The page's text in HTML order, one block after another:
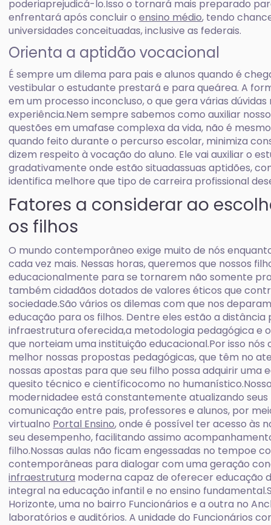
poderiaprejudicá-lo.Isso o tornará mais preparado
enfrentará após concluir oensino médio, tendo
universidades conceituadas, inclusive as federais.
Orienta a aptidão vocacional
É sempre um dilema para pais e alunos quando é
vestibular o estudante prestará e para queárea. A
em um processo inconcluso, o que gera várias
experiência.Nem sempre sabemos como auxiliar
questões em umafase complexa da vida, não é
quando feito durante o percurso escolar, minimiza
dizem respeito à vocação do aluno. Ele vai auxiliar o
gradativamente onde estão situadassuas aptidões,
identifica melhore que tipo de carreira profissional
Fatores a considerar ao
os filhos
O mundo contemporâneo exige muito de nós
cada vez mais. Nessas horas, queremos que nossos
educacionalmente para se tornarem não somente
também cidadãos dotados de valores éticos que
sociedade.São vários os dilemas com que nos
educação para os filhos. Dentre eles estão a
infraestrutura oferecida,a metodologia pedagógica e
que norteiam uma instituição educacional.Por isso
melhor nossas propostas pedagógicas, que têm no
nossas apostas para que seu filho possa adquirir uma
quesito técnico e científicocomo no
modernidadee está constantemente atualizando
comunicação entre pais, professores e alunos, por
virtualno Portal Ensino, onde é possível ter acesso às
seu desempenho, facilitando assimo
filho.Nossas aulas não ficam engessadas no tempoe
contemporâneas para dialogar com uma geração
infraestrutura moderna capaz de oferecer educação
integral na educação infantil e no ensino
Horizonte, uma no bairro Funcionários e a outra no
laboratórios e auditórios. A unidade do Funcionários